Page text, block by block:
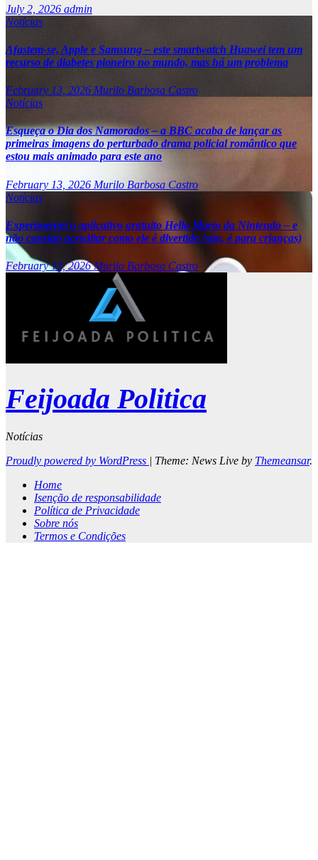
July 2, 2026 admin
Notícias
Afastem-se, Apple e Samsung – este smartwatch Huawei tem um
recurso de diabetes pioneiro no mundo, mas há um problema
February 13, 2026 Murilo Barbosa Castro
Notícias
Esqueça o Dia dos Namorados – a BBC acaba de lançar as
primeiras imagens do perturbado drama policial romântico que
estou mais animado para este ano
February 13, 2026 Murilo Barbosa Castro
Notícias
Experimentei o aplicativo gratuito Hello Mario da Nintendo – e
não consigo acreditar como ele é divertido (sim, é para crianças)
February 13, 2026Murilo Barbosa Castro
Feijoada Politica
Notícias
Proudly powered by WordPress | Theme: News Live by Themeansar.
Home
Isenção de responsabilidade
Política de Privacidade
Sobre nós
Termos e Condições